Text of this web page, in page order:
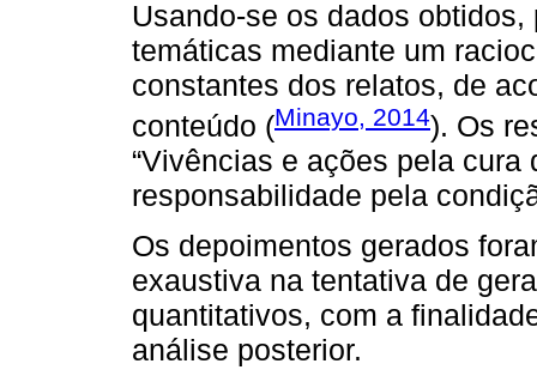
Usando-se os dados
temáticas mediante um
constantes dos relatos, de
conteúdo (Minayo, 2014). Os
“Vivências e ações pela cura
responsabilidade pela
Os depoimentos gerados
exaustiva na tentativa de
quantitativos, com a
análise posterior.